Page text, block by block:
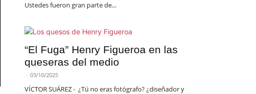
Ustedes fueron gran parte de...
“El Fuga” Henry Figueroa en las
queseras del medio
- 03/10/2025
VÍCTOR SUÁREZ - ¿Tú no eras fotógrafo? ¿diseñador y